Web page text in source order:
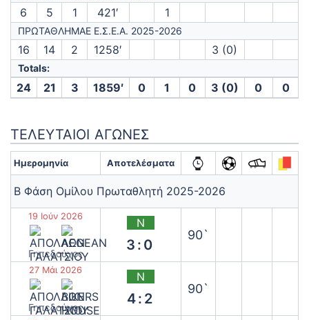
6 5 1 421′ 1
ΠΡΩΤΑΘΛΗΜΑΕ Ε.Σ.Ε.Α. 2025-2026
16 14 2 1258′ 3 (0)
Totals:
24 21 3 1859′ 0 1 0 3 (0) 0 0
ΤΕΛΕΥΤΑΊΟΙ ΑΓΏΝΕΣ
Ημερομηνία Αποτελέσματα
Β Φάση Ομίλου Πρωταθλητή 2025-2026
19 Ιούν 2026
Γηπεδούχος
Ν
3:0
90`
27 Μάι 2026
Γηπεδούχος
Ν
4:2
90`